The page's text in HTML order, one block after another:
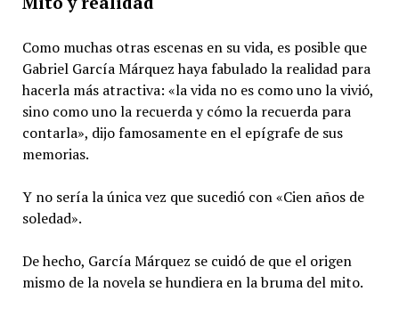
Como muchas otras escenas en su vida, es posible que
Gabriel García Márquez haya fabulado la realidad para
hacerla más atractiva: «la vida no es como uno la vivió,
sino como uno la recuerda y cómo la recuerda para
contarla», dijo famosamente en el epígrafe de sus
memorias.
Y no sería la única vez que sucedió con «Cien años de
soledad».
De hecho, García Márquez se cuidó de que el origen
mismo de la novela se hundiera en la bruma del mito.